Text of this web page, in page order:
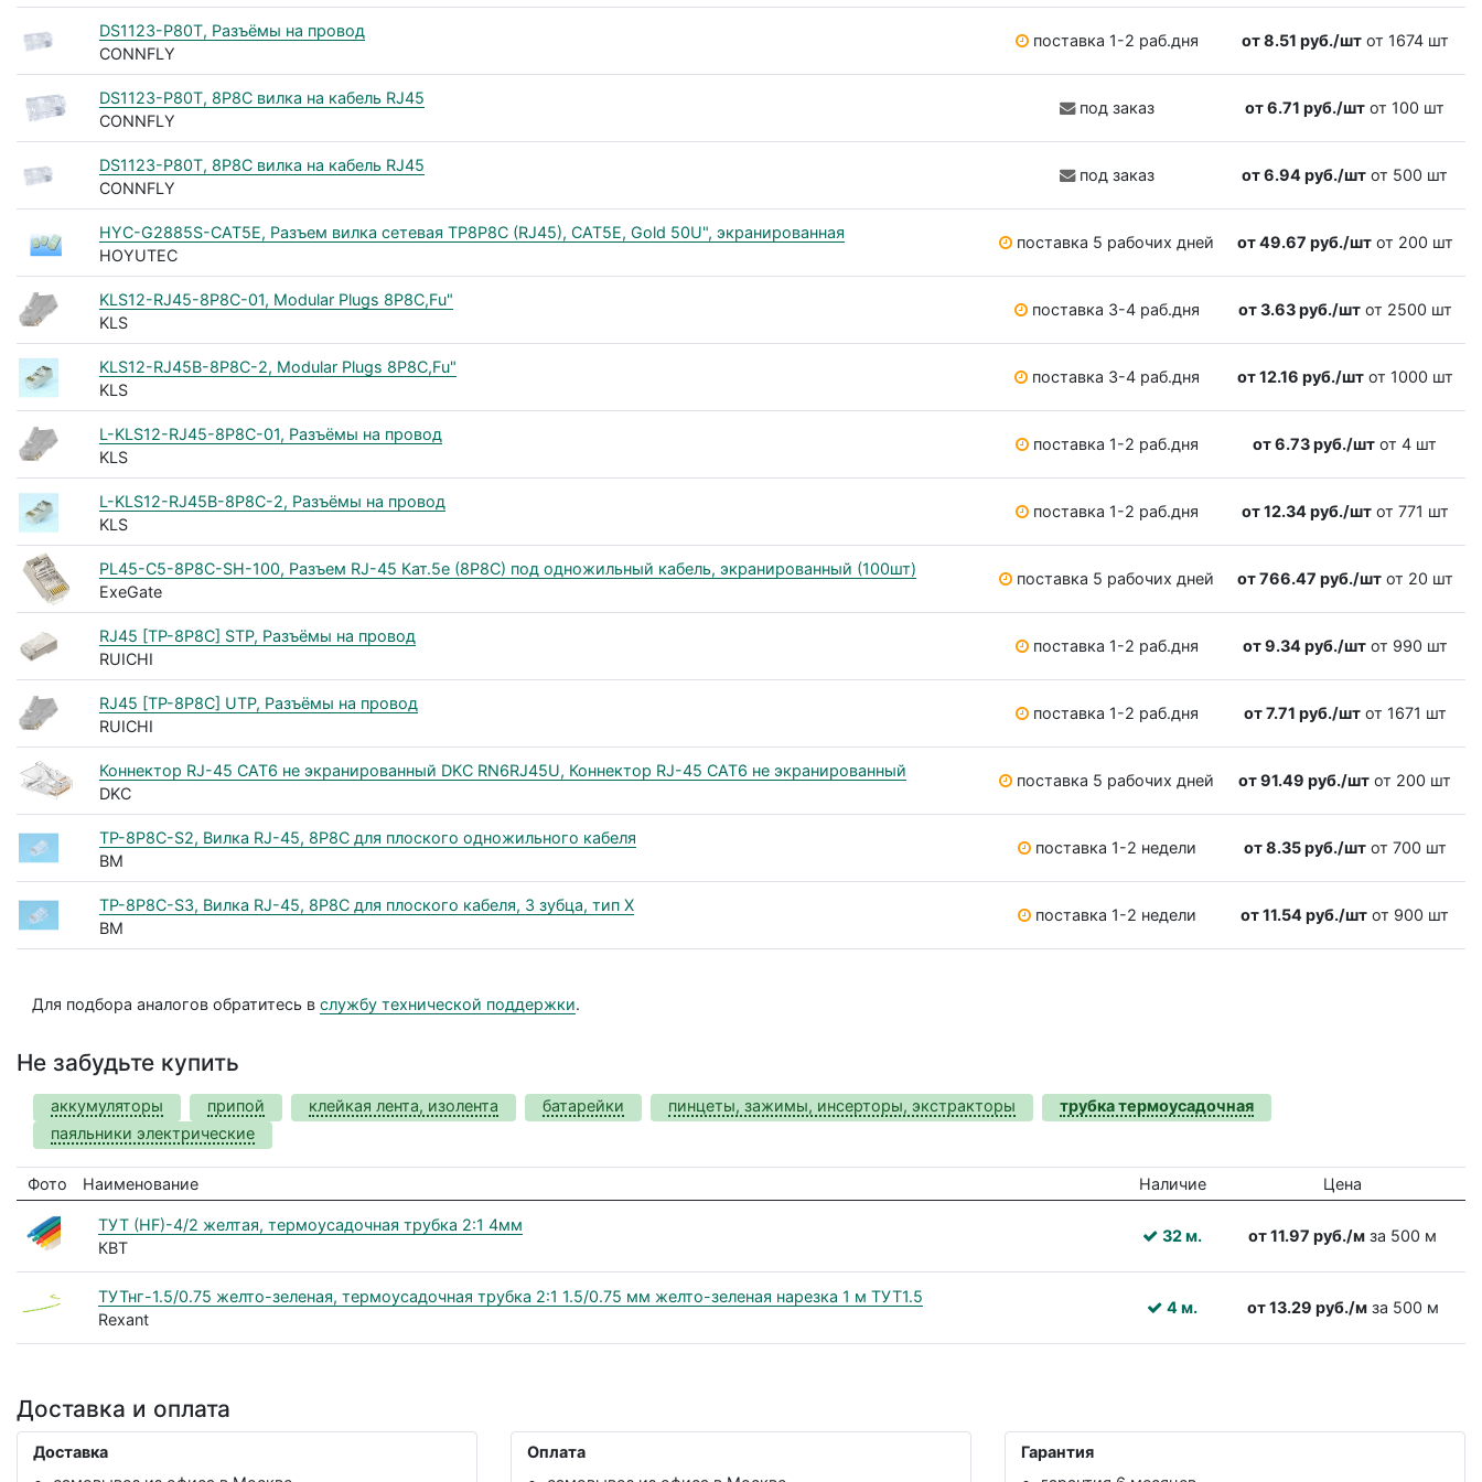
DS1123-P80T, Разъёмы на провод
CONNFLY
поставка 1-2 раб.дня от 8.51 руб./штот 1674 шт
DS1123-P80T, 8P8C вилка на кабель RJ45
CONNFLY
под заказ от 6.71 руб./шт от 100 шт
DS1123-P80T, 8P8C вилка на кабель RJ45
CONNFLY
под заказ от 6.94 руб./шт от 500 шт
HYC-G2885S-CAT5E, Разъем вилка сетевая TP8P8C (RJ45), CAT5E, Gold 50U", экранированная
HOYUTEC
поставка 5 рабочих дней от 49.67 руб./штот 200 шт
KLS12-RJ45-8P8C-01, Modular Plugs 8P8C,Fu"
KLS
поставка 3-4 раб.дня от 3.63 руб./штот 2500 шт
KLS12-RJ45B-8P8C-2, Modular Plugs 8P8C,Fu"
KLS
поставка 3-4 раб.дня от 12.16 руб./штот 1000 шт
L-KLS12-RJ45-8P8C-01, Разъёмы на провод
KLS
поставка 1-2 раб.дня от 6.73 руб./шт от 4 шт
L-KLS12-RJ45B-8P8C-2, Разъёмы на провод
KLS
поставка 1-2 раб.дня от 12.34 руб./штот 771 шт
PL45-C5-8P8C-SH-100, Разъем RJ-45 Кат.5e (8P8C) под одножильный кабель, экранированный (100шт)
ExeGate
поставка 5 рабочих дней от 766.47 руб./штот 20 шт
RJ45 [TP-8P8C] STP, Разъёмы на провод
RUICHI
поставка 1-2 раб.дня от 9.34 руб./штот 990 шт
RJ45 [TP-8P8C] UTP, Разъёмы на провод
RUICHI
поставка 1-2 раб.дня от 7.71 руб./штот 1671 шт
Коннектор RJ-45 CAT6 не экранированный DKC RN6RJ45U, Коннектор RJ-45 CAT6 не экранированный
DKC
поставка 5 рабочих дней от 91.49 руб./шт от 200 шт
TP-8P8C-S2, Вилка RJ-45, 8P8C для плоского одножильного кабеля
BM
поставка 1-2 недели от 8.35 руб./штот 700 шт
TP-8P8C-S3, Вилка RJ-45, 8P8C для плоского кабеля, 3 зубца, тип Х
BM
поставка 1-2 недели от 11.54 руб./шт от 900 шт
Для подбора аналогов обратитесь вслужбу технической поддержки.
Не забудьте купить
аккумуляторы припой клейкая лента, изолента батарейки пинцеты, зажимы, инсерторы, экстракторы
трубка термоусадочная
паяльники электрические
Фото Наименование Наличие Цена
ТУТ (HF)-4/2 желтая, термоусадочная трубка 2:1 4мм
КВТ
32 м. от 11.97 руб./м за 500 м
ТУТнг-1.5/0.75 желто-зеленая, термоусадочная трубка 2:1 1.5/0.75 мм желто-зеленая нарезка 1 м ТУТ1.5
Rexant
4 м. от 13.29 руб./мза 500 м
Доставка и оплата
Доставка
Оплата
Гарантия